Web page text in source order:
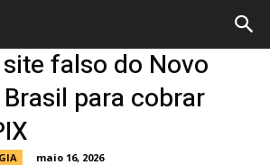
falso do Novo
para cobrar
maio 16, 2026